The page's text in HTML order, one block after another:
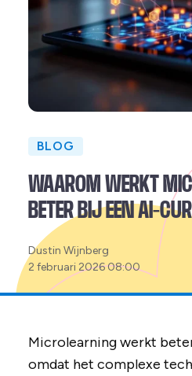
BLOG
WAAROM WERKT
BETER BIJ EEN AI-
Posted
by:
Dustin Wijnberg
2 februari 2026 08:00
Microlearning werkt
omdat het complexe